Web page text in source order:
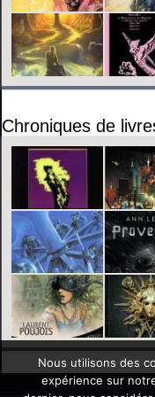
Chroniques de
Nous utilisons des
expérience sur